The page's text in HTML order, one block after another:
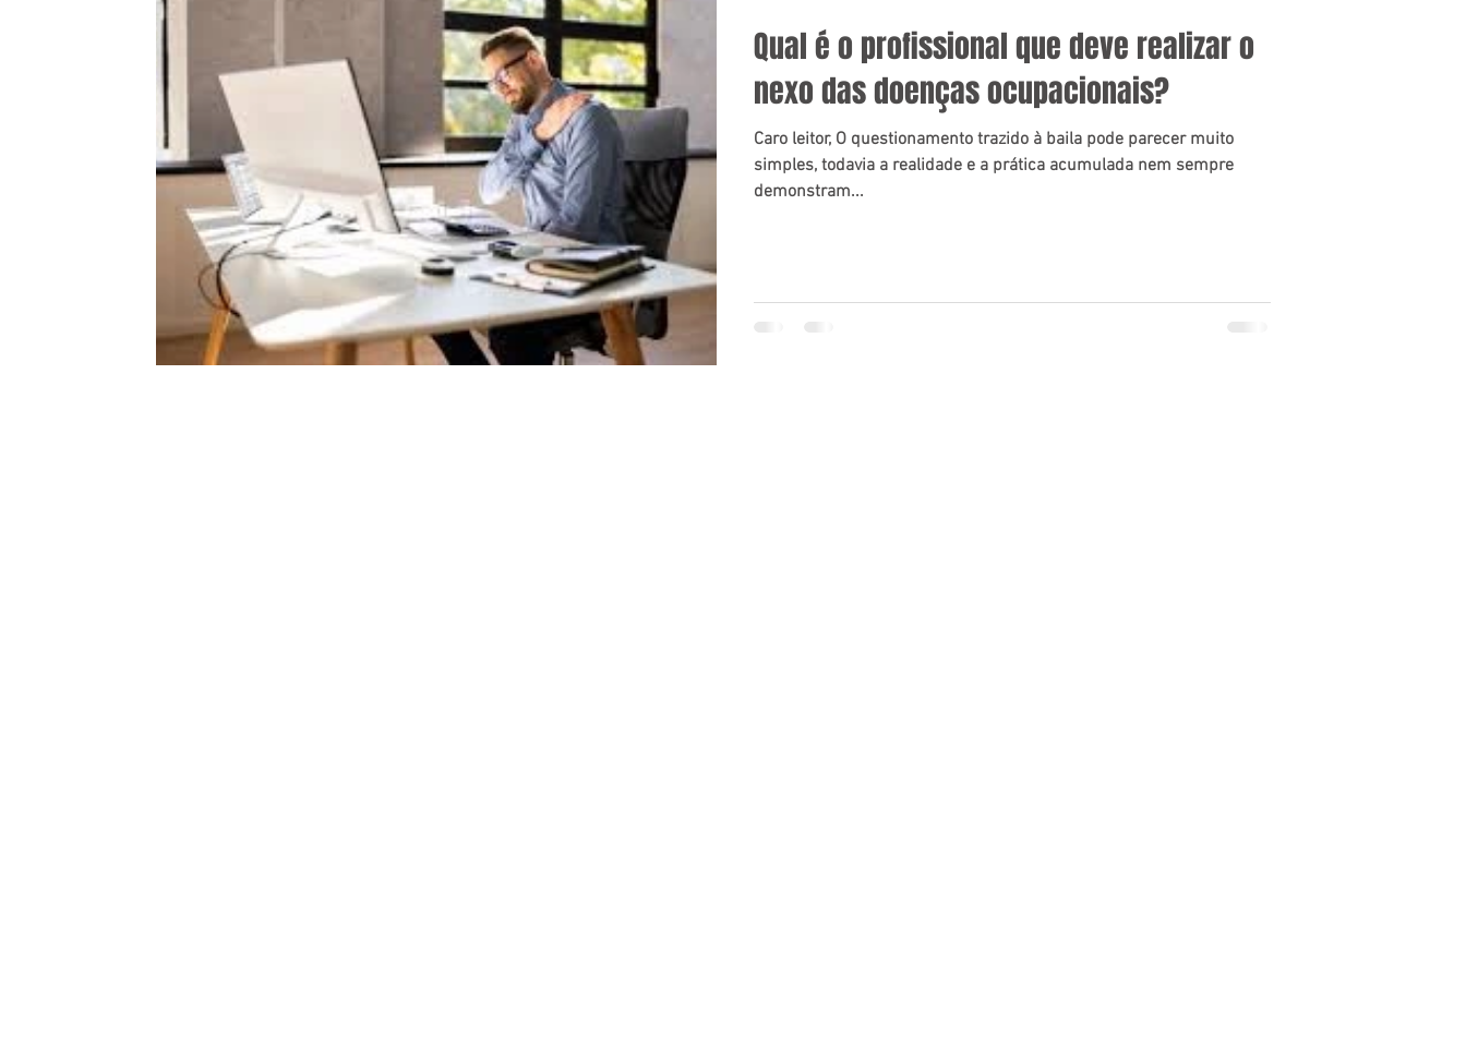
Qual é o profissional que deve realizar o
nexo das doenças ocupacionais?
Caro leitor, O questionamento trazido à baila pode parecer muito
simples, todavia a realidade e a prática acumulada nem sempre
demonstram...